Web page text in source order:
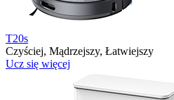
T20s
Czyściej, Mądrzejszy, Łatwiejszy
Ucz się więcej